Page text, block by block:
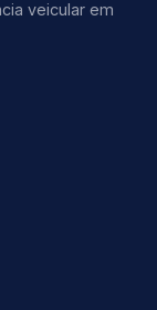
veicular em